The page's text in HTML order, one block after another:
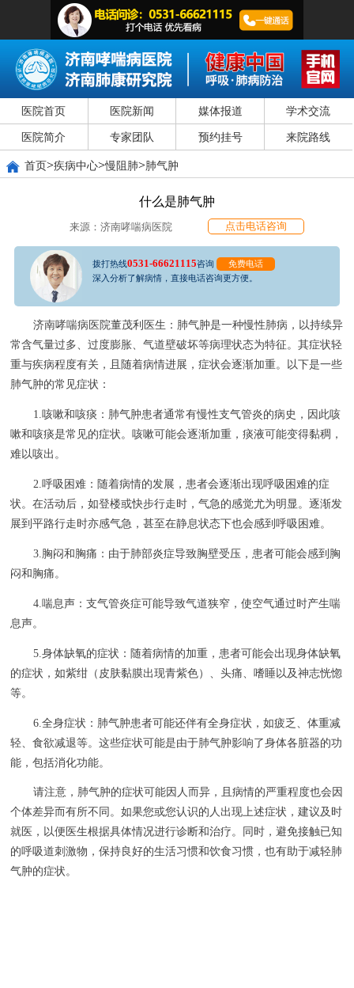
医院首页 医院新闻 媒体报道 学术交流
医院简介 专家团队 预约挂号 来院路线
首页>疾病中心>慢阻肺>肺气肿
什么是肺气肿
来源：济南哮喘病医院 点击电话咨询
拨打热线0531-66621115咨询
免费电话
深入分析了解病情，直接电话咨询更方便。
济南哮喘病医院董茂利医生：肺气肿是一种慢性肺病，以持续异
常含气量过多、过度膨胀、气道壁破坏等病理状态为特征。其症状轻
重与疾病程度有关，且随着病情进展，症状会逐渐加重。以下是一些
肺气肿的常见症状：
1.咳嗽和咳痰：肺气肿患者通常有慢性支气管炎的病史，因此咳
嗽和咳痰是常见的症状。咳嗽可能会逐渐加重，痰液可能变得黏稠，
难以咳出。
2.呼吸困难：随着病情的发展，患者会逐渐出现呼吸困难的症
状。在活动后，如登楼或快步行走时，气急的感觉尤为明显。逐渐发
展到平路行走时亦感气急，甚至在静息状态下也会感到呼吸困难。
3.胸闷和胸痛：由于肺部炎症导致胸壁受压，患者可能会感到胸
闷和胸痛。
4.喘息声：支气管炎症可能导致气道狭窄，使空气通过时产生喘
息声。
5.身体缺氧的症状：随着病情的加重，患者可能会出现身体缺氧
的症状，如紫绀（皮肤黏膜出现青紫色）、头痛、嗜睡以及神志恍惚
等。
6.全身症状：肺气肿患者可能还伴有全身症状，如疲乏、体重减
轻、食欲减退等。这些症状可能是由于肺气肿影响了身体各脏器的功
能，包括消化功能。
请注意，肺气肿的症状可能因人而异，且病情的严重程度也会因
个体差异而有所不同。如果您或您认识的人出现上述症状，建议及时
就医，以便医生根据具体情况进行诊断和治疗。同时，避免接触已知
的呼吸道刺激物，保持良好的生活习惯和饮食习惯，也有助于减轻肺
气肿的症状。